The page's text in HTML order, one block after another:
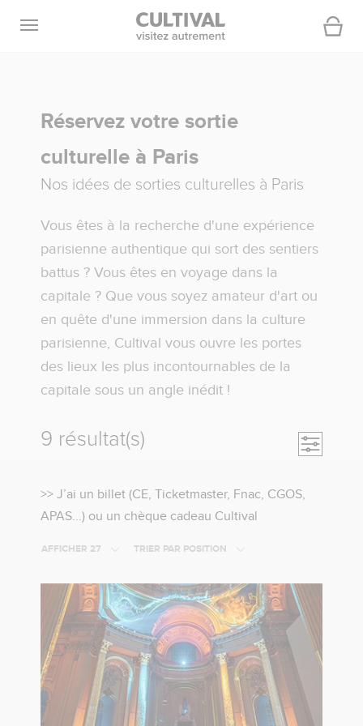
Ouvrir la navigation Panier
Réservez votre sortie
culturelle à Paris
Nos idées de sorties culturelles à Paris
Vous êtes à la recherche d'une expérience
parisienne authentique qui sort des sentiers
battus ? Vous êtes en voyage dans la
capitale ? Que vous soyez amateur d'art ou
en quête d'une immersion dans la culture
parisienne, Cultival vous ouvre les portes
des lieux les plus incontournables de la
capitale sous un angle inédit !
9 résultat(s) Ouvrir la
>>
Cliquez
vous
avez
un
billet
(CE,
Tickemaster,
Fnac,
>> J’ai un billet (CE, Ticketmaster, Fnac, CGOS,
APAS...) ou un chèque cadeau Cultival
TRIER PAR POSITION
AFFICHER 27